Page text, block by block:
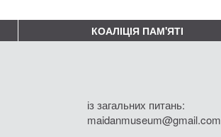
КОАЛІЦІЯ ПАМ'ЯТІ
із загальних питань:
maidanmuseum@gmail.com